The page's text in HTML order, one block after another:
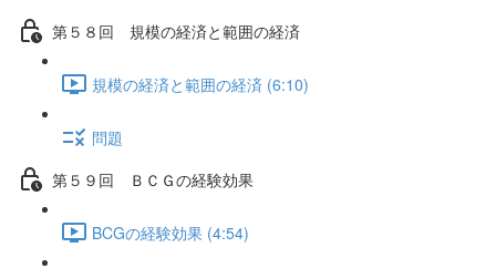
第５８回 規模の経済と範囲の経済
規模の経済と範囲の経済 (6:10)
問題
第５９回 ＢＣＧの経験効果
BCGの経験効果 (4:54)